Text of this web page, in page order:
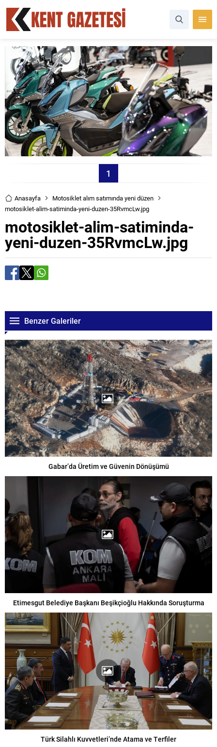
1
Anasayfa
Motosiklet alım satımında yeni düzen
motosiklet-alim-satiminda-yeni-duzen-35RvmcLw.jpg
motosiklet-alim-satiminda-
yeni-duzen-35RvmcLw.jpg
Benzer Galeriler
Gabar’da Üretim ve Güvenin Dönüşümü
Etimesgut Belediye Başkanı Beşikçioğlu Hakkında Soruşturma
Türk Silahlı Kuvvetleri’nde Atama ve Terfiler